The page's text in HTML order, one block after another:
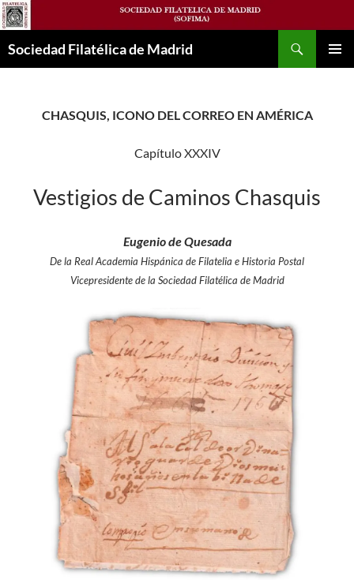
Saltar
al
contenido
Sociedad Filatélica de Madrid
CHASQUIS, ICONO DEL CORREO EN AMÉRICA
Capítulo XXXIV
Vestigios de Caminos Chasquis
Eugenio de Quesada
De la Real Academia Hispánica de Filatelia e Historia Postal
Vicepresidente de la Sociedad Filatélica de Madrid